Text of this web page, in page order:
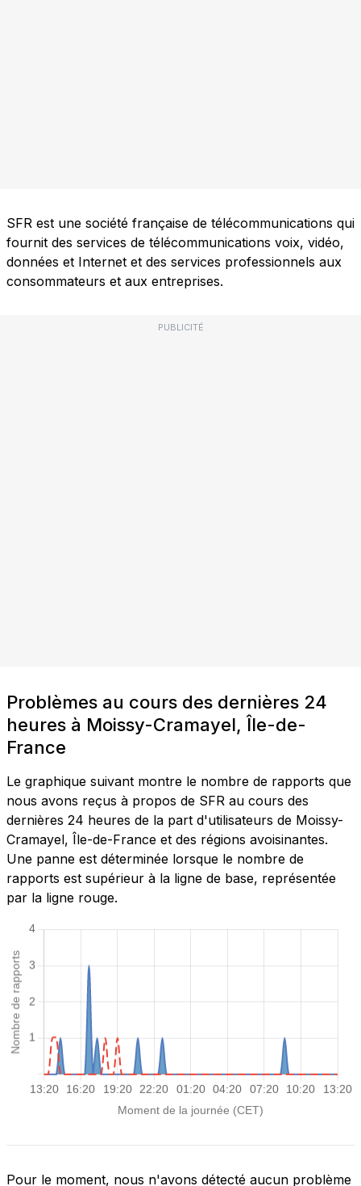
SFR est une société française de télécommunications qui
fournit des services de télécommunications voix, vidéo,
données et Internet et des services professionnels aux
consommateurs et aux entreprises.
PUBLICITÉ
Problèmes au cours des dernières 24
heures à Moissy-Cramayel, Île-de-
France
Le graphique suivant montre le nombre de rapports que
nous avons reçus à propos de SFR au cours des
dernières 24 heures de la part d'utilisateurs de Moissy-
Cramayel, Île-de-France et des régions avoisinantes.
Une panne est déterminée lorsque le nombre de
rapports est supérieur à la ligne de base, représentée
par la ligne rouge.
Pour le moment, nous n'avons détecté aucun problème